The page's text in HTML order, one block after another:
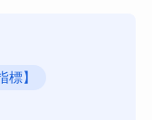
標】